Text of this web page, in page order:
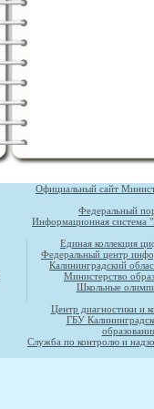
Официальный сайт
Федеральный
Информационная система
Единая коллекция
Федеральный центр
Калининградский
Министерство
Школьные
Центр диагностики и
ГБУ
Служба по контролю и